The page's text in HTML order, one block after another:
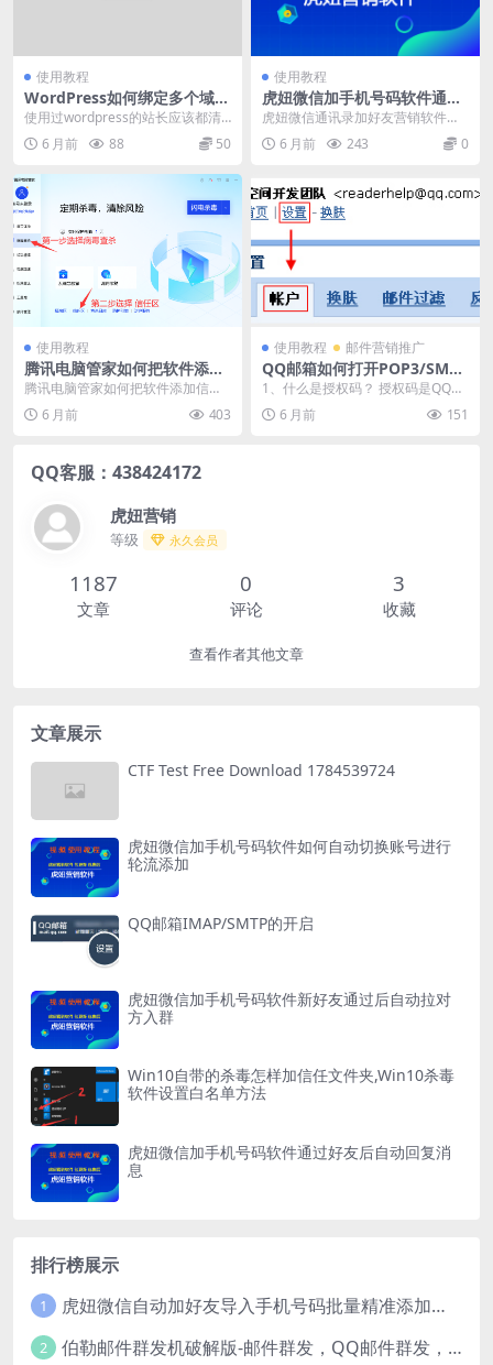
使用教程
WordPress如何绑定多个域名
教程
使用过wordpress的站长应该都清
楚，wordpress在安装的时候会默
认绑...6 月前 88 50
使用教程
虎妞微信加手机号码软件通过
好友后自动回复消息
虎妞微信通讯录加好友营销软件是
一款通过微信电脑版进行添加手机
号，qq号，微信号的...
6 月前 243 0
使用教程
腾讯电脑管家如何把软件添加
信任文件夹或者添加信任
腾讯电脑管家如何把软件添加信任
文件夹或者添加信任防止误认为被
病毒吴删除！！ 如何...
6 月前 403
使用教程 邮件营销推广
QQ邮箱如何打开POP3/SMT
P/IMAP功能
1、什么是授权码？ 授权码是QQ邮
箱推出的，用于登录第三方客户端
的专用密码。 适...
6 月前 151
QQ客服：438424172
虎妞营销
等级 永久会员
1187
文章
0
评论
3
收藏
查看作者其他文章
文章展示
CTF Test Free Download 1784539724
虎妞微信加手机号码软件如何自动切换账号进行
轮流添加
QQ邮箱IMAP/SMTP的开启
虎妞微信加手机号码软件新好友通过后自动拉对
方入群
Win10自带的杀毒怎样加信任文件夹,Win10杀毒
软件设置白名单方法
虎妞微信加手机号码软件通过好友后自动回复消
息
排行榜展示
1 虎妞微信自动加好友导入手机号码批量精准添加客户售营销软件微商工具
2 伯勒邮件群发机破解版-邮件群发，QQ邮件群发，邮件群发软件，伯乐邮件群发工具，邮件群发器